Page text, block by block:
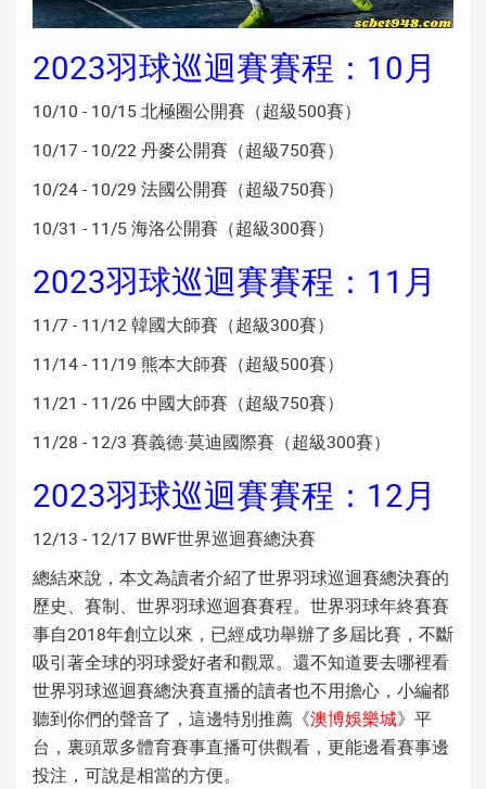
2023羽球巡迴賽賽程：10月
10/10 - 10/15 北極圈公開賽（超級500賽）
10/17 - 10/22 丹麥公開賽（超級750賽）
10/24 - 10/29 法國公開賽（超級750賽）
10/31 - 11/5 海洛公開賽（超級300賽）
2023羽球巡迴賽賽程：11月
11/7 - 11/12 韓國大師賽（超級300賽）
11/14 - 11/19 熊本大師賽（超級500賽）
11/21 - 11/26 中國大師賽（超級750賽）
11/28 - 12/3 賽義德·莫迪國際賽（超級300賽）
2023羽球巡迴賽賽程：12月
12/13 - 12/17 BWF世界巡迴賽總決賽
總結來說，本文為讀者介紹了世界羽球巡迴賽總決賽的
歷史、賽制、 世界羽球巡迴賽賽程。 世界羽球年終賽賽
事自2018年創立以來，已經成功舉辦了多屆比賽，不斷
吸引著全球的羽球愛好者和觀眾。還不知道要去哪裡看
世界羽球巡迴賽總決賽直播的讀者也不用擔心，小編都
聽到你們的聲音了，這邊特別推薦《澳博娛樂城》平
台，裏頭眾多體育賽事直播可供觀看，更能邊看賽事邊
投注，可說是相當的方便。